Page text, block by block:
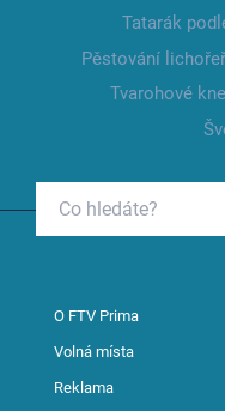
Tatarák
Pěstování
Tvarohové
O FTV Prima
Volná místa
Reklama